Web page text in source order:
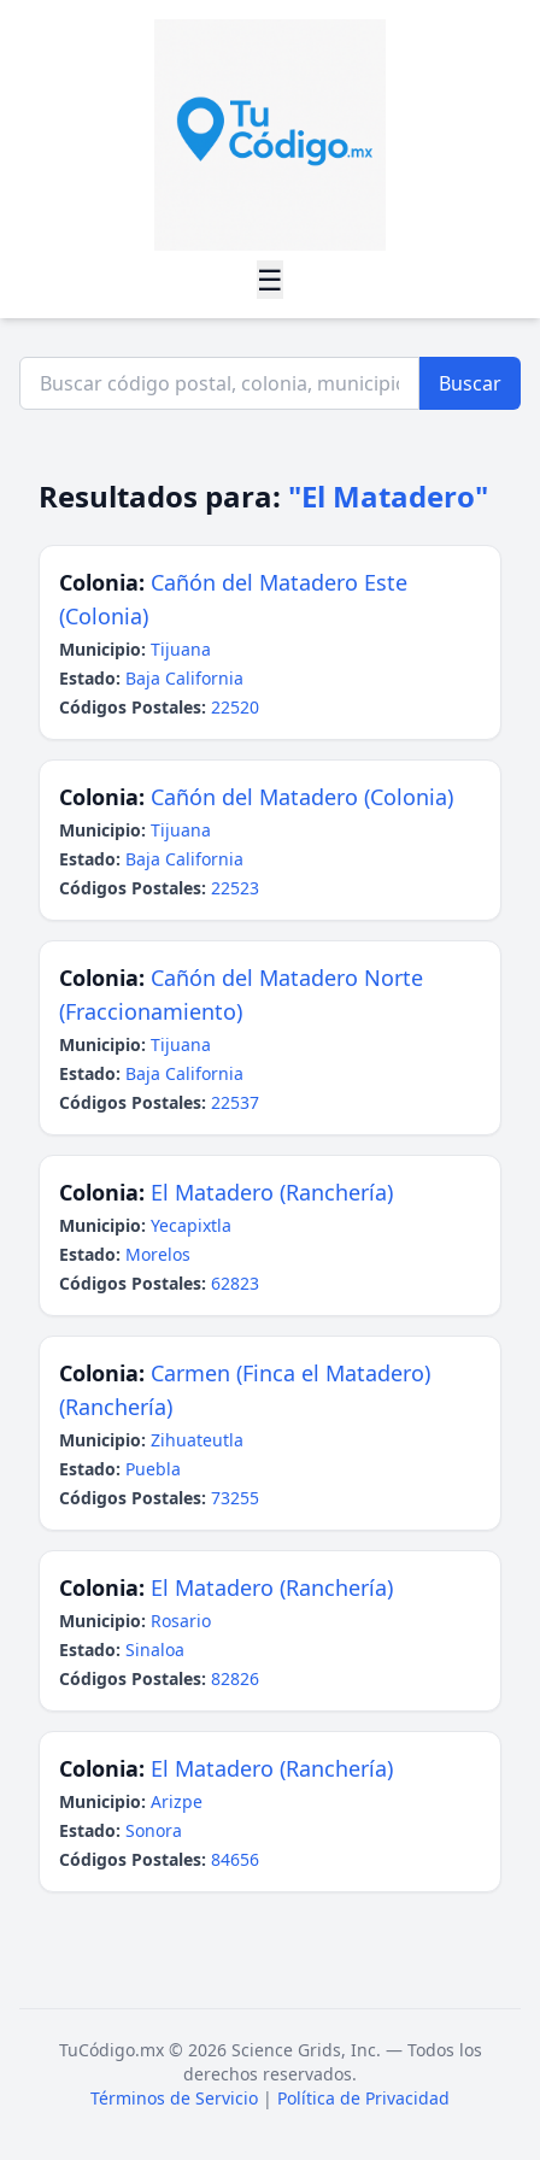
☰
Buscar
Resultados para: "El Matadero"
Colonia: Cañón del Matadero Este
(Colonia)
Municipio: Tijuana
Estado: Baja California
Códigos Postales: 22520
Colonia: Cañón del Matadero (Colonia)
Municipio: Tijuana
Estado: Baja California
Códigos Postales: 22523
Colonia: Cañón del Matadero Norte
(Fraccionamiento)
Municipio: Tijuana
Estado: Baja California
Códigos Postales: 22537
Colonia: El Matadero (Ranchería)
Municipio: Yecapixtla
Estado: Morelos
Códigos Postales: 62823
Colonia: Carmen (Finca el Matadero)
(Ranchería)
Municipio: Zihuateutla
Estado: Puebla
Códigos Postales: 73255
Colonia: El Matadero (Ranchería)
Municipio: Rosario
Estado: Sinaloa
Códigos Postales: 82826
Colonia: El Matadero (Ranchería)
Municipio: Arizpe
Estado: Sonora
Códigos Postales: 84656
TuCódigo.mx © 2026 Science Grids, Inc. — Todos los
derechos reservados.
Términos de Servicio | Política de Privacidad